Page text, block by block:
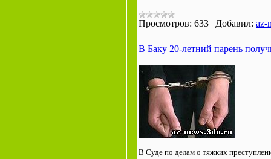
Просмотров: 633 | Добавил: az-
В Баку 20-летний парень
В Суде по делам о тяжких